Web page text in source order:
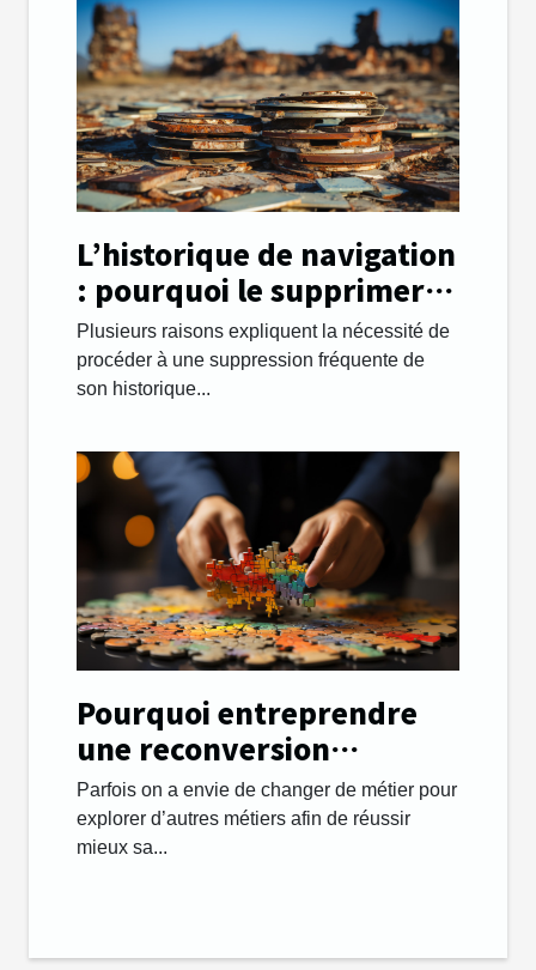
L’historique de navigation
: pourquoi le supprimer
régulièrement ?
Plusieurs raisons expliquent la nécessité de
procéder à une suppression fréquente de
son historique...
Pourquoi entreprendre
une reconversion
professionnelle et
changer de métier ?
Parfois on a envie de changer de métier pour
explorer d’autres métiers afin de réussir
mieux sa...